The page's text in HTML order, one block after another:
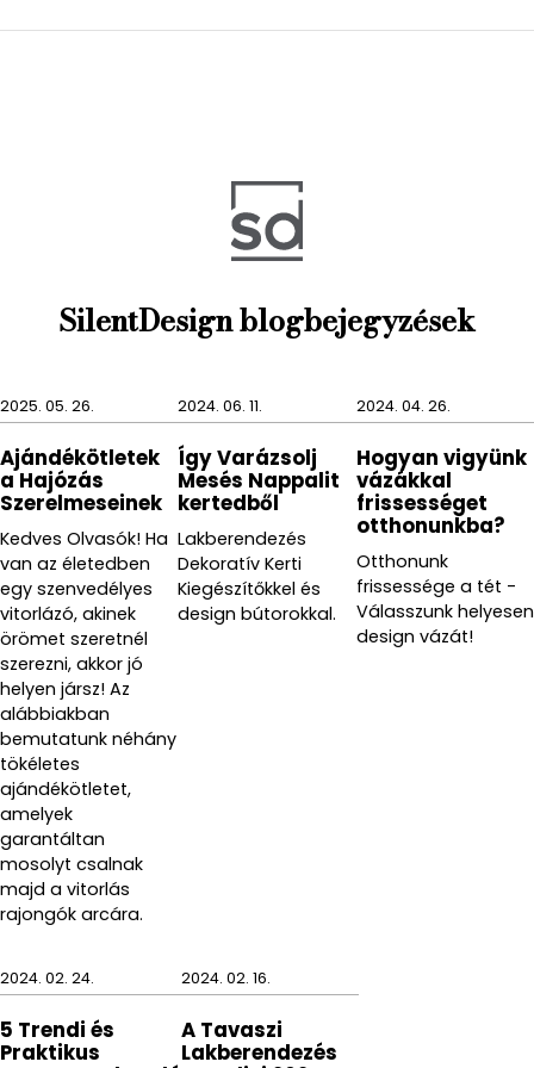
szappanadagolót elég átmosni langyos vízzel.
kefe tartó és egy fogmosópohár.
A CLOTHILDE termékcsalád különleges kinézetével
SilentDesign blogbejegyzések
2025. 05. 26.
Ajándékötletek
a Hajózás
Szerelmeseinek
Kedves Olvasók! Ha
van az életedben
egy szenvedélyes
vitorlázó, akinek
örömet szeretnél
szerezni, akkor jó
helyen jársz! Az
alábbiakban
bemutatunk néhány
tökéletes
ajándékötletet,
amelyek
garantáltan
mosolyt csalnak
majd a vitorlás
rajongók arcára.
2024. 06. 11.
Így Varázsolj
Mesés Nappalit
kertedből
Lakberendezés
Dekoratív Kerti
Kiegészítőkkel és
design bútorokkal.
2024. 04. 26.
Hogyan vigyünk
vázákkal
frissességet
otthonunkba?
Otthonunk
frissessége a tét -
Válasszunk helyesen
design vázát!
2024. 02. 24.
5 Trendi és
Praktikus
2024. 02. 16.
A Tavaszi
Lakberendezés